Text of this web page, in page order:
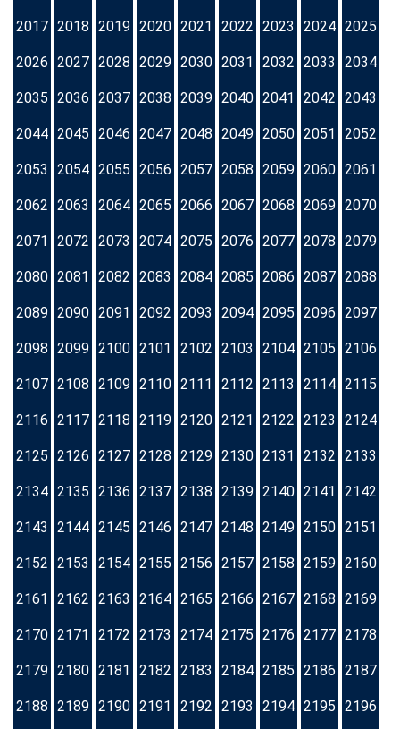
2017 2018 2019 2020 2021 2022 2023 2024 2025
2026 2027 2028 2029 2030 2031 2032 2033 2034
2035 2036 2037 2038 2039 2040 2041 2042 2043
2044 2045 2046 2047 2048 2049 2050 2051 2052
2053 2054 2055 2056 2057 2058 2059 2060 2061
2062 2063 2064 2065 2066 2067 2068 2069 2070
2071 2072 2073 2074 2075 2076 2077 2078 2079
2080 2081 2082 2083 2084 2085 2086 2087 2088
2089 2090 2091 2092 2093 2094 2095 2096 2097
2098 2099 2100 2101 2102 2103 2104 2105 2106
2107 2108 2109 2110 2111 2112 2113 2114 2115
2116 2117 2118 2119 2120 2121 2122 2123 2124
2125 2126 2127 2128 2129 2130 2131 2132 2133
2134 2135 2136 2137 2138 2139 2140 2141 2142
2143 2144 2145 2146 2147 2148 2149 2150 2151
2152 2153 2154 2155 2156 2157 2158 2159 2160
2161 2162 2163 2164 2165 2166 2167 2168 2169
2170 2171 2172 2173 2174 2175 2176 2177 2178
2179 2180 2181 2182 2183 2184 2185 2186 2187
2188 2189 2190 2191 2192 2193 2194 2195 2196